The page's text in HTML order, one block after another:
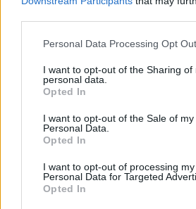
Please note that this website/app uses
not limited to your visit or usage
grant or deny consent to Google and
use your data for below specified
consent section.
Personal Data Processing Opt
I want to opt-out of the Sharing of
personal data.
Opted In
I want to opt-out of the Sale of my
Personal Data.
Opted In
I want to opt-out of processing my
Personal Data for Targeted
Opted In